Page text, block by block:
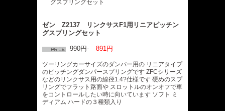
ゼン Z2137 リンクサスF1用リニアピッチン
グスプリングセット
990円 891円
ツーリングカーサイズのダンパー用の リニアタイプ
のピッチングダンパースプリングです ZFCシリーズ
などのリンクサス用の線径1.4?仕様です 硬めのスプ
リングでフラット路面や スロットルのオンオフで車
をコントロールしたい時に向いています ソフト ミ
ディアム ハードの３種類入り